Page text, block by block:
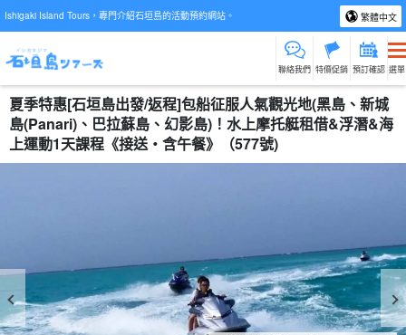
Ishigaki Island Tours，專門介紹石垣島的活動預約網站。 繁體中文
聯絡我們 特價促銷 預訂確認 選單
夏季特惠[石垣島出發/返程]包船征服人氣觀光地(黑島、新城
島(Panari)、巴拉蘇島、幻影島)！水上摩托艇租借&浮潛&海
上運動1天課程《接送・含午餐》（577號)